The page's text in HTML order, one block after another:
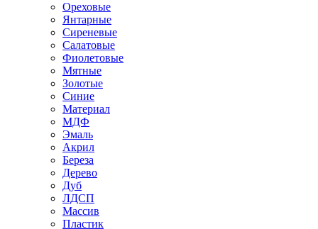
Ореховые
Янтарные
Сиреневые
Салатовые
Фиолетовые
Мятные
Золотые
Синие
Материал
МДФ
Эмаль
Акрил
Береза
Дерево
Дуб
ЛДСП
Массив
Пластик